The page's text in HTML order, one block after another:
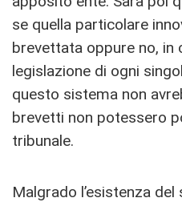
se quella particolare
brevettata oppure no,
legislazione di ogni
questo sistema non
brevetti non potessero
tribunale.
Malgrado l’esistenza